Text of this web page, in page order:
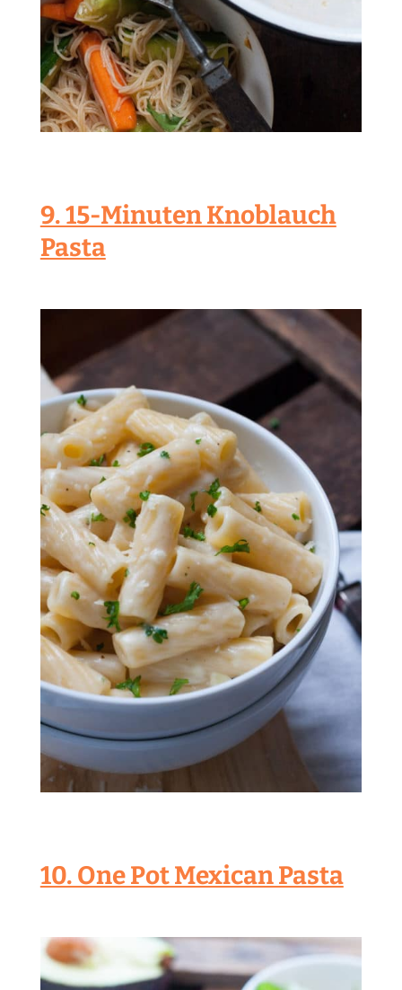
9. 15-Minuten Knoblauch
Pasta
10. One Pot Mexican Pasta